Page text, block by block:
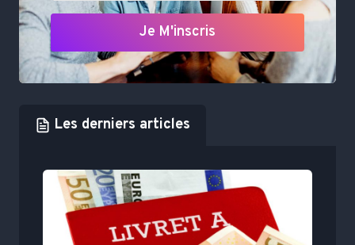
Je M'inscris
Les derniers articles